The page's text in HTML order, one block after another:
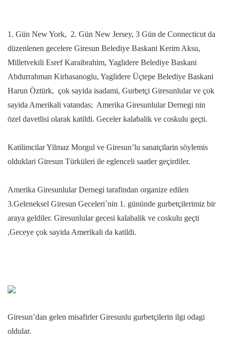
1. Gün New York, 2. Gün New Jersey, 3 Gün de Connecticut da
düzenlenen gecelere Giresun Belediye Baskani Kerim Aksu,
Milletvekili Esref Karaibrahim, Yaglidere Belediye Baskani
Abdurrahman Kirhasanoglu, Yaglidere Üçtepe Belediye Baskani
Harun Öztürk, çok sayida isadami, Gurbetçi Giresunlular ve çok
sayida Amerikali vatandas; Amerika Giresunlular Dernegi nin
özel davetlisi olarak katildi. Geceler kalabalik ve coskulu geçti.
Katilimcilar Yilmaz Morgul ve Giresun’lu sanatçilarin söylemis
olduklari Giresun Türküleri ile eglenceli saatler geçirdiler.
Amerika Giresunlular Dernegi tarafindan organize edilen
3.Geleneksel Giresun Geceleri`nin 1. gününde gurbetçilerimiz bir
araya geldiler. Giresunlular gecesi kalabalik ve coskulu geçti
,Geceye çok sayida Amerikali da katildi.
Giresun’dan gelen misafirler Giresunlu gurbetçilerin ilgi odagi
oldular.